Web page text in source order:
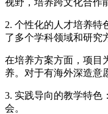
2. 个性化的人才培养特
了多个学科领域和研究
在培养方案方面，项目
养。对于有海外深造意
3. 实践导向的教学特色
会。